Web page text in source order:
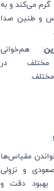
گرم می‌کند و به
و طنین صدا
: هم‌خوانی
در
:
مقیاس‌ها
و نزولی
بهبود دقت و